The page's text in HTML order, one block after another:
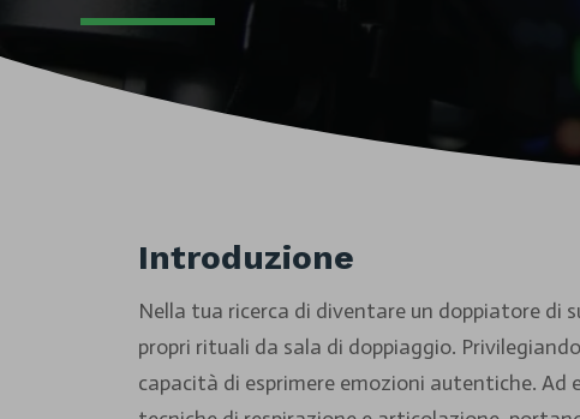
Introduzione
Nella tua ricerca di diventare un doppiatore di
propri rituali da sala di doppiaggio.
capacità di esprimere emozioni autentiche.